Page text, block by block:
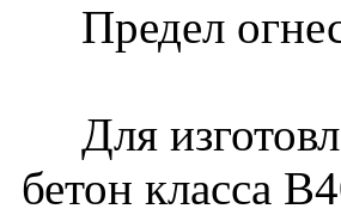
Предел
Для
бетон класса